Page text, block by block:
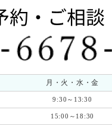
月・火・水・金
9:30～13:30
15:00～18:30